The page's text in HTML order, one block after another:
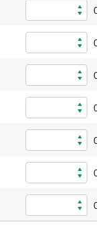
0
0
0
0
0
0
0